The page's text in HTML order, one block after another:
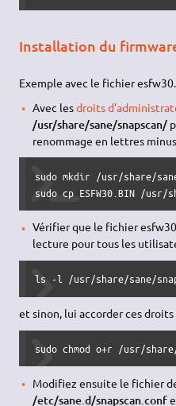
Installation du
Exemple avec le fichier
Avec lesdroits
/usr/share/sane/snapscan/
renommage en lettres
sudo mkdir /usr/share/
sudo cp ESFW30.BIN /usr/
Vérifier que le fichier
lecture pour tous les
ls -l /usr/share/sane/
et sinon, lui accorder ces droits
sudo chmod o+r /usr/
Modifiez ensuite le fichier
/etc/sane.d/snapscan.conf